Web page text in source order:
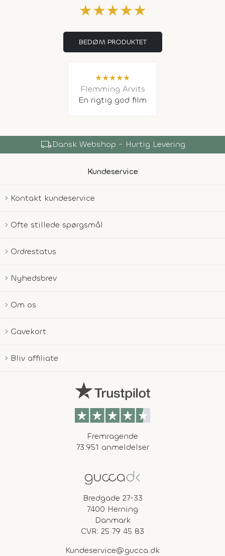
★★★★★
BEDØM PRODUKTET
★★★★★
Flemming Arvits
En rigtig god film
local_shippingDansk Webshop - Hurtig Levering
Kundeservice
Kontakt kundeservice
Ofte stillede spørgsmål
Ordrestatus
Nyhedsbrev
Om os
Gavekort
Bliv affiliate
Fremragende
73.951 anmeldelser
Bredgade 27-33
7400 Herning
Danmark
CVR: 25 79 45 83
Kundeservice@gucca.dk